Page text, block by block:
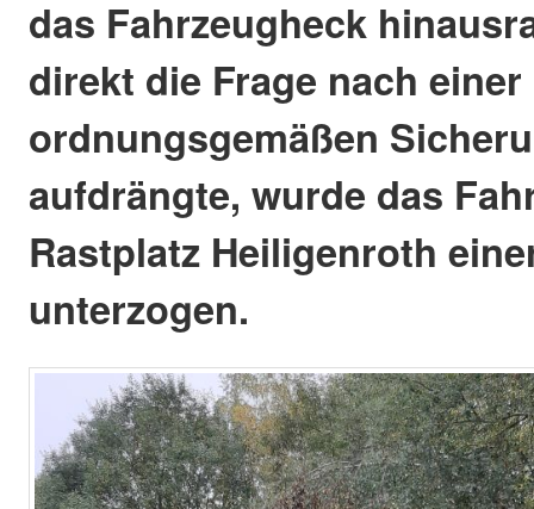
das Fahrzeugheck
direkt die Frage nach einer
ordnungsgemäßen
aufdrängte, wurde das
Rastplatz Heiligenroth
unterzogen.